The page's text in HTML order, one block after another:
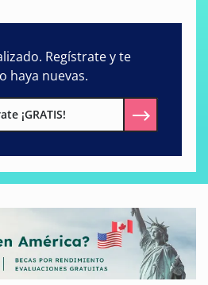
Regístrate y te
haya nuevas.
¡GRATIS!